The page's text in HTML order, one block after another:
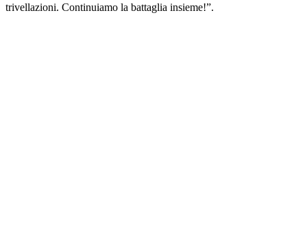
trivellazioni. Continuiamo la battaglia insieme!”.